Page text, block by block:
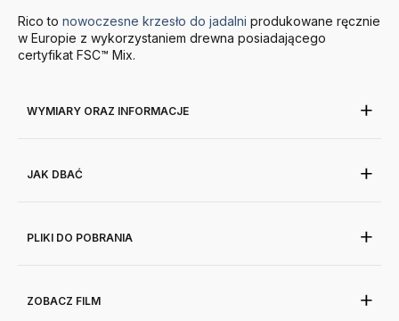
Rico to nowoczesne krzesło do jadalni produkowane ręcznie
w Europie z wykorzystaniem drewna posiadającego
certyfikat FSC™ Mix.
WYMIARY ORAZ INFORMACJE
JAK DBAĆ
PLIKI DO POBRANIA
ZOBACZ FILM